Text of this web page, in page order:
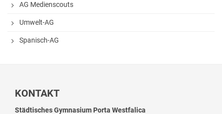
AG Medienscouts
Umwelt-AG
Spanisch-AG
KONTAKT
Städtisches Gymnasium Porta Westfalica